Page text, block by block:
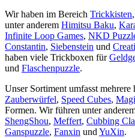
Wir haben im Bereich Trickkisten,
unter anderem Himitsu Baku,
Infinite Loop Games, NKD
Constantin, Siebenstein und
haben viele Trickboxen für
und Flaschenpuzzle.
Unser Sortiment umfasst mehrere
Zauberwürfel, Speed Cubes,
Formen. Wir führen unter
ShengShou, Meffert, Cubbing
Ganspuzzle, Fanxin und YuXin.